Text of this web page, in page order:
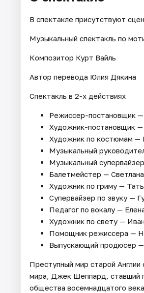
В спектакле присутствуют
Музыкальный спектакль по
Композитор Курт Вайль
Автор перевода Юлия Дякина
Спектакль в 2-х действиях
Режиссер-постановщик
Художник-постановщик —
Художник по костюмам —
Музыкальный
Музыкальный
Балетмейстер —
Художник по гриму —
Супервайзер по звуку —
Педагог по вокалу —
Художник по свету —
Помощник режиссера —
Выпускающий продюсер
Преступный мир старой
мира, Джек Шеппард, ставший
общества восемнадцатого